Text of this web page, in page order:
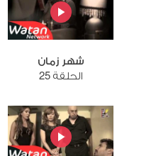
شهر زمان
الحلقة 25